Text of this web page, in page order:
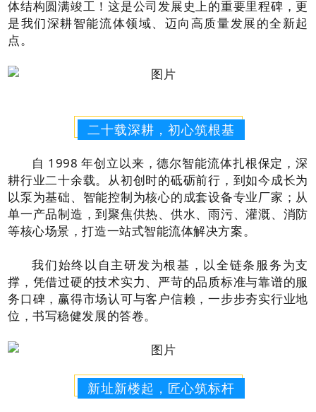
体结构圆满竣工！这是公司发展史上的重要里程碑，更
是我们深耕智能流体领域、迈向高质量发展的全新起
点。
二十载深耕，初心筑根基
自 1998年创立以来，德尔智能流体扎根保定，深
耕行业二十余载。从初创时的砥砺前行，到如今成长为
以泵为基础、智能控制为核心的成套设备专业厂家；从
单一产品制造，到聚焦供热、供水、雨污、灌溉、消防
等核心场景，打造一站式智能流体解决方案。
我们始终以自主研发为根基，以全链条服务为支
撑，凭借过硬的技术实力、严苛的品质标准与靠谱的服
务口碑，赢得市场认可与客户信赖，一步步夯实行业地
位，书写稳健发展的答卷。
新址新楼起，匠心筑标杆